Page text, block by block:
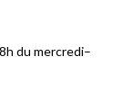
du mercredi–